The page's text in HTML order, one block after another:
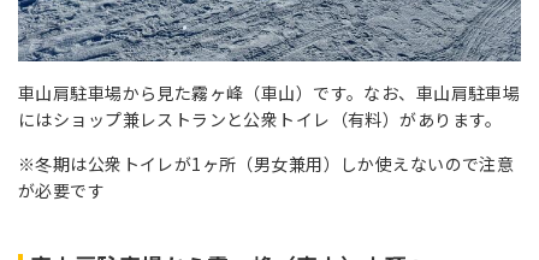
車山肩駐車場から見た霧ヶ峰（車山）です。なお、車山肩駐車場
にはショップ兼レストランと公衆トイレ（有料）があります。
※冬期は公衆トイレが1ヶ所（男女兼用）しか使えないので注意
が必要です